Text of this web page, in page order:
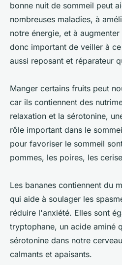
bonne nuit de sommeil peut
nombreuses maladies, à
notre énergie, et à
donc important de veiller à
aussi reposant et réparateur
Manger certains fruits peut
car ils contiennent des
relaxation et la sérotonine,
rôle important dans le
pour favoriser le sommeil
pommes, les poires, les
Les bananes contiennent du
qui aide à soulager les
réduire l'anxiété. Elles sont
tryptophane, un acide aminé
sérotonine dans notre
calmants et apaisants.